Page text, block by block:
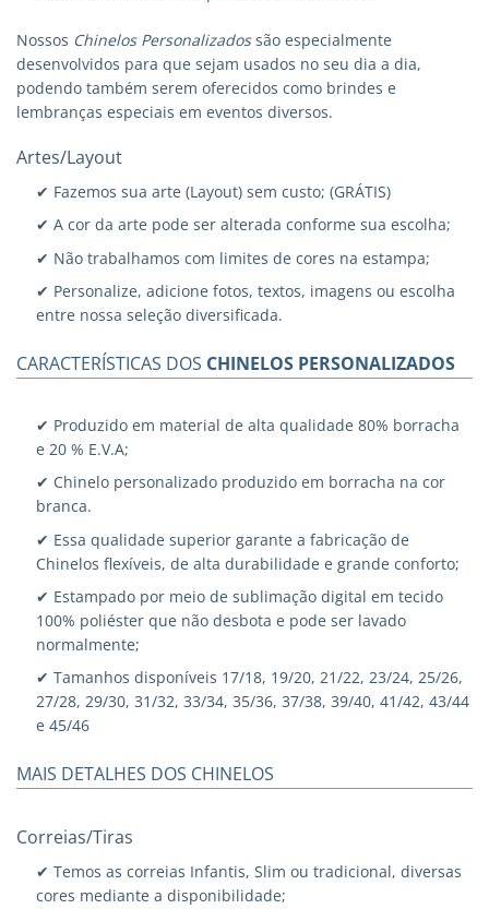
Nossos Chinelos Personalizadossão especialmente
desenvolvidos para que sejam usados no seu dia a dia,
podendo também serem oferecidos como brindes e
lembranças especiais em eventos diversos.
Artes/Layout
✔ Fazemos sua arte (Layout) sem custo; (GRÁTIS)
✔ A cor da arte pode ser alterada conforme sua escolha;
✔ Não trabalhamos com limites de cores na estampa;
✔ Personalize, adicione fotos, textos, imagens ou escolha
entre nossa seleção diversificada.
CARACTERÍSTICAS DOS CHINELOS PERSONALIZADOS
✔ Produzido em material de alta qualidade 80% borracha
e 20 % E.V.A;
✔ Chinelo personalizado produzido em borracha na cor
branca.
✔ Essa qualidade superior garante a fabricação de
Chinelos flexíveis, de alta durabilidade e grande conforto;
✔ Estampado por meio de sublimação digital em tecido
100% poliéster que não desbota e pode ser lavado
normalmente;
✔ Tamanhos disponíveis 17/18, 19/20, 21/22, 23/24, 25/26,
27/28, 29/30, 31/32, 33/34, 35/36, 37/38, 39/40, 41/42, 43/44
e 45/46
MAIS DETALHES DOS CHINELOS
Correias/Tiras
✔ Temos as correias Infantis, Slim ou tradicional, diversas
cores mediante a disponibilidade;